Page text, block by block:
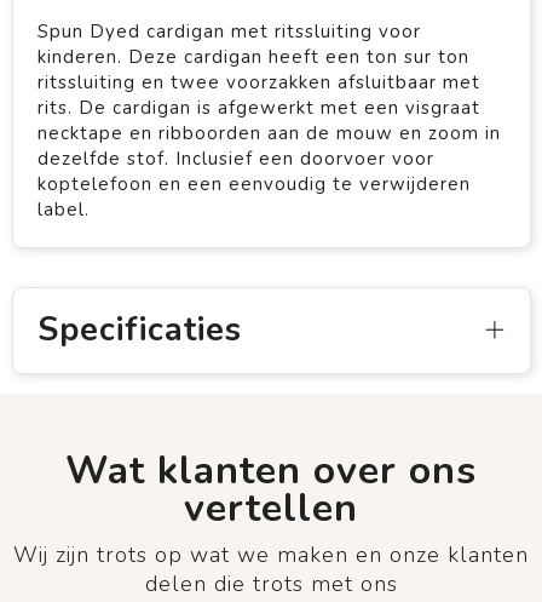
Spun Dyed cardigan met ritssluiting voor
kinderen. Deze cardigan heeft een ton sur ton
ritssluiting en twee voorzakken afsluitbaar met
rits. De cardigan is afgewerkt met een visgraat
necktape en ribboorden aan de mouw en zoom in
dezelfde stof. Inclusief een doorvoer voor
koptelefoon en een eenvoudig te verwijderen
label.
Specificaties
Wat klanten over ons
vertellen
Wij zijn trots op wat we maken en onze klanten
delen die trots met ons